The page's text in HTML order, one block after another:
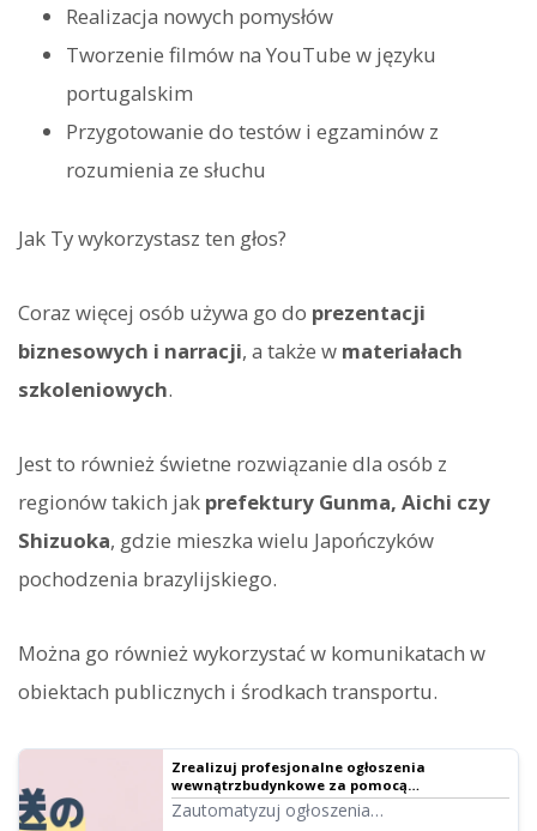
Realizacja nowych pomysłów
Tworzenie filmów na YouTube w języku
portugalskim
Przygotowanie do testów i egzaminów z
rozumienia ze słuchu
Jak Ty wykorzystasz ten głos?
Coraz więcej osób używa go do prezentacji
biznesowych i narracji, a także w materiałach
szkoleniowych.
Jest to również świetne rozwiązanie dla osób z
regionów takich jak prefektury Gunma, Aichi czy
Shizuoka, gdzie mieszka wielu Japończyków
pochodzenia brazylijskiego.
Można go również wykorzystać w komunikatach w
obiektach publicznych i środkach transportu.
Zrealizuj profesjonalne ogłoszenia
wewnątrzbudynkowe za pomocą
automatycznego głosu! Pełny przewodnik po
komunikatach AI｜Ondoku
Zautomatyzuj ogłoszenia